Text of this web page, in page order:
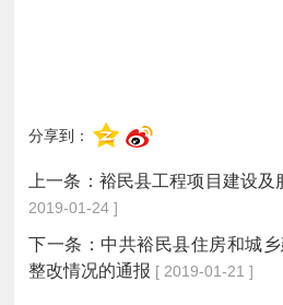
分享到：
上一条： 裕民县工程项目建设及
2019-01-24 ]
下一条： 中共裕民县住房和城
整改情况的通报 [ 2019-01-21 ]